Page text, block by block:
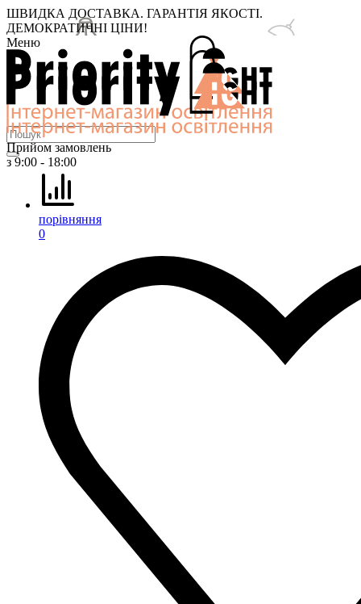
ШВИДКА ДОСТАВКА. ГАРАНТІЯ ЯКОСТІ.
ДЕМОКРАТИЧНІ ЦІНИ!
Меню
Прийом замовлень
з 9:00 - 18:00
порівняння
0